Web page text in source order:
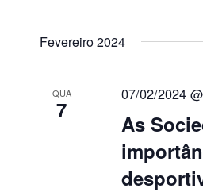
Fevereiro 2024
QUA
7
As
07/02/2024